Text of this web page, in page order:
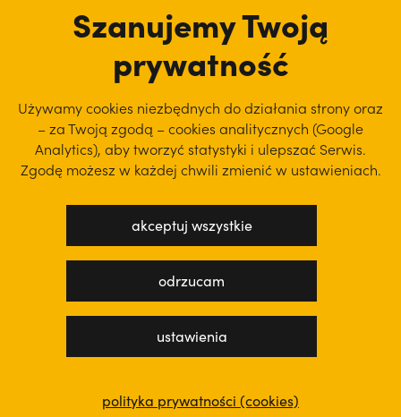
regulamin serwisu
Szanujemy Twoją
prywatność
Używamy cookies niezbędnych do działania strony oraz
– za Twoją zgodą – cookies analitycznych (Google
Analytics), abytworzyć statystyki i ulepszać Serwis.
Zgodę możesz w każdej chwili zmienić w ustawieniach.
akceptuj wszystkie
odrzucam
ustawienia
polityka prywatności (cookies)